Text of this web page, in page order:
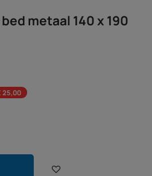
metaal 140 x 190
25,00